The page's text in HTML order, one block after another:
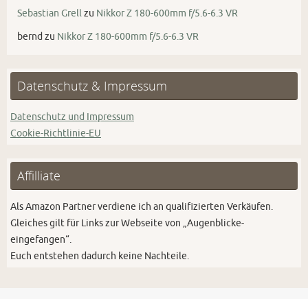
Sebastian Grellzu Nikkor Z 180-600mm f/5.6-6.3 VR
bernd zu Nikkor Z 180-600mm f/5.6-6.3 VR
Datenschutz & Impressum
Datenschutz und Impressum
Cookie-Richtlinie-EU
Affilliate
Als Amazon Partner verdiene ich an qualifizierten Verkäufen.
Gleiches gilt für Links zur Webseite von „Augenblicke-
eingefangen“.
Euch entstehen dadurch keine Nachteile.